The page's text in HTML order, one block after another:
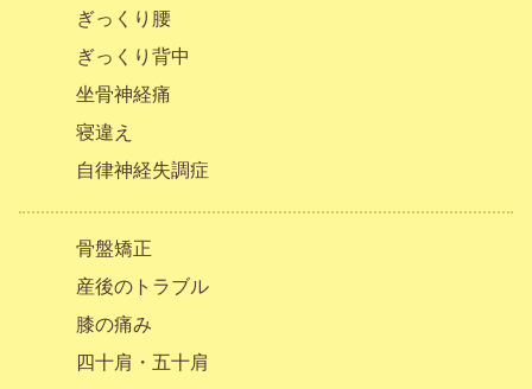
ぎっくり腰
ぎっくり背中
坐骨神経痛
寝違え
自律神経失調症
骨盤矯正
産後のトラブル
膝の痛み
四十肩・五十肩